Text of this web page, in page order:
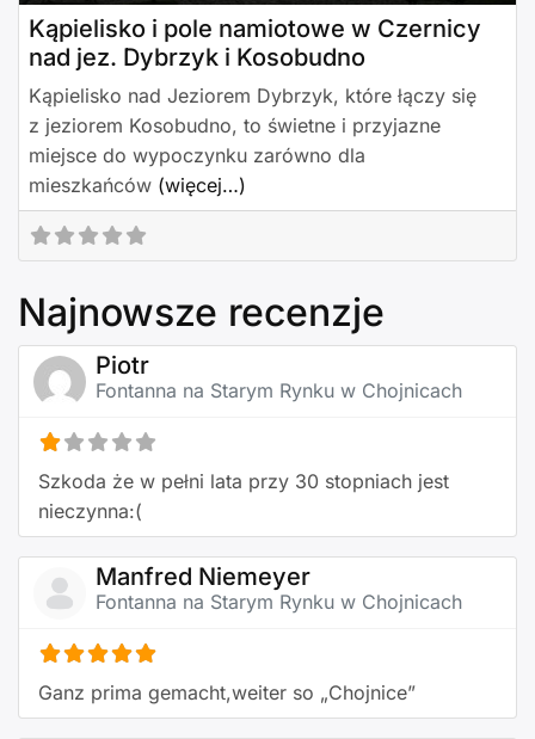
Kąpielisko i pole namiotowe w Czernicy
nad jez. Dybrzyk i Kosobudno
Kąpielisko nad Jeziorem Dybrzyk, które łączy się
z jeziorem Kosobudno, to świetne i przyjazne
miejsce do wypoczynku zarówno dla
mieszkańców (więcej…)
Najnowsze recenzje
Piotr
Fontanna na Starym Rynku w Chojnicach
Szkoda że w pełni lata przy 30 stopniach jest
nieczynna:(
Manfred Niemeyer
Fontanna na Starym Rynku w Chojnicach
Ganz prima gemacht,weiter so „Chojnice”